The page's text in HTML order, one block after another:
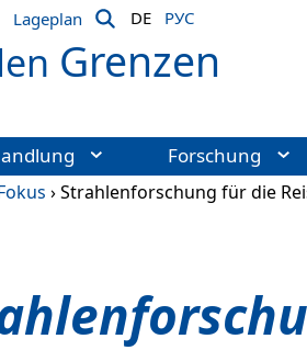
Lageplan DE РУС
Grenzen
Forschung
›Strahlenforschung für die